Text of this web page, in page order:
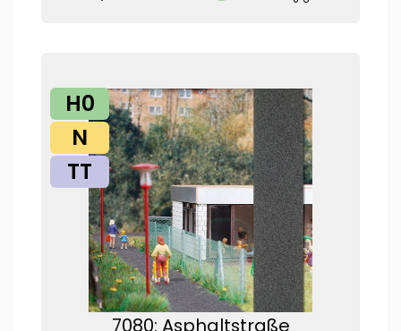
H0
N
TT
7080: Asphaltstraße